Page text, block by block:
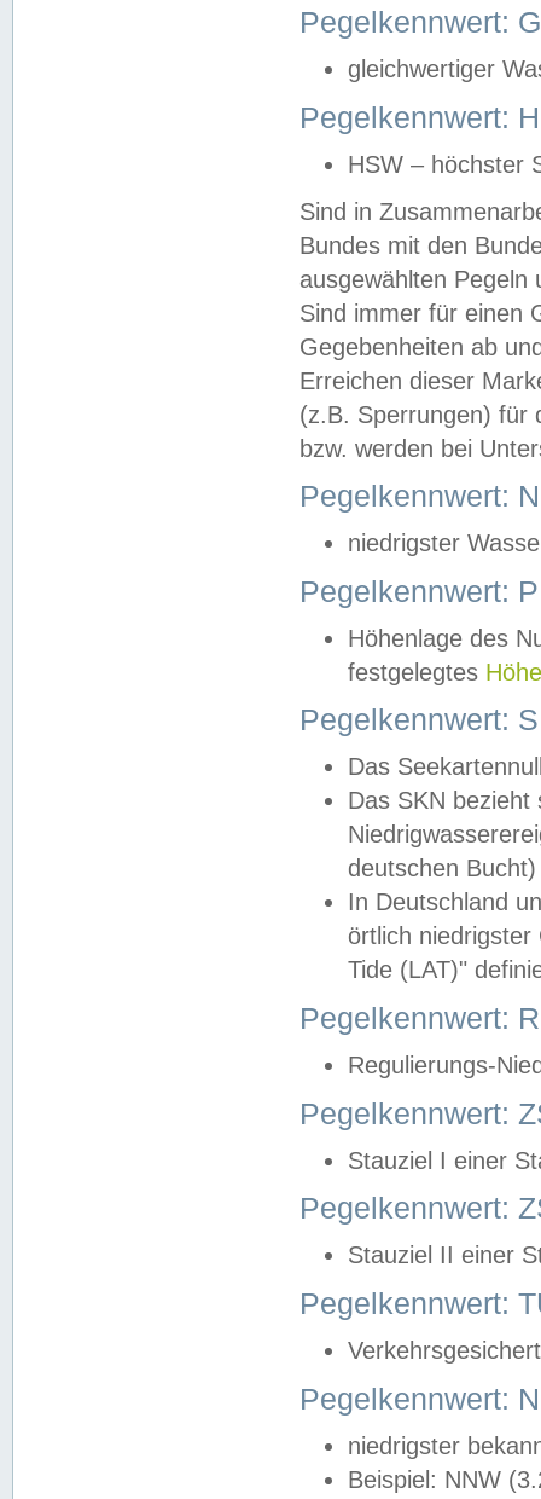
Pegelkennwert:
gleichwertiger
Pegelkennwert:
HSW – höchster
Sind in
Bundes mit den
ausgewählten
Sind immer für einen
Gegebenheiten ab
Erreichen dieser
(z.B. Sperrungen) für
bzw. werden bei
Pegelkennwert:
niedrigster
Pegelkennwert:
Höhenlage des
festgelegtes
Pegelkennwert:
Das
Das SKN
deutschen
In Deutschland
örtlich
Tide (LAT)"
Pegelkennwert:
Regulierungs-
Pegelkennwert:
Stauziel I einer
Pegelkennwert:
Stauziel II einer
Pegelkennwert:
Pegelkennwert:
niedrigster
Beispiel: NNW